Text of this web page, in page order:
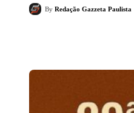
By Redação Gazzeta Paulista